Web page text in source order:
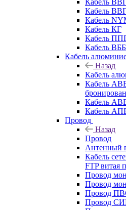
Кабель
Кабель
Кабель КГ
Кабель
Кабель
Кабель
Назад
Кабель
Кабель
Кабель
Кабель
Провод
Назад
Провод
Антенный
Кабель
FTP витая
Провод
Провод
Провод
Провод